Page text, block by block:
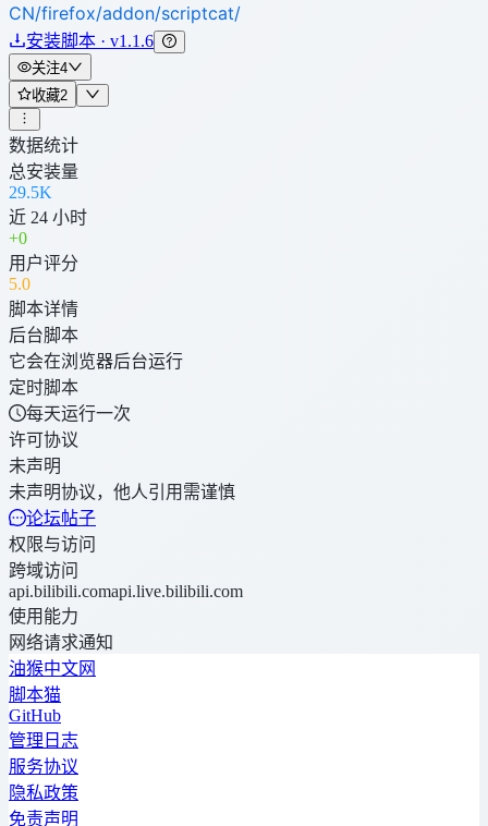
CN/firefox/addon/scriptcat/
安装脚本 · v1.1.6
关注4
收藏2
数据统计
总安装量
29.5K
近 24 小时
+0
用户评分
5.0
脚本详情
后台脚本
它会在浏览器后台运行
定时脚本
每天运行一次
许可协议
未声明
未声明协议，他人引用需谨慎
论坛帖子
权限与访问
跨域访问
api.bilibili.comapi.live.bilibili.com
使用能力
网络请求通知
油猴中文网
脚本猫
GitHub
管理日志
服务协议
隐私政策
免责声明